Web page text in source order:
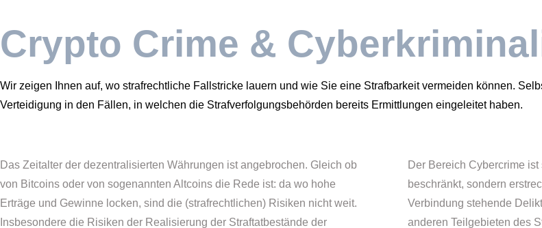
Crypto Crime &
Wir zeigen Ihnen auf, wo strafrechtliche Fallstricke lauern und wie Sie eine Strafbarkeit vermeiden können.
Verteidigung in den Fällen, in welchen die Strafverfolgungsbehörden bereits Ermittlungen eingeleitet haben.
Das Zeitalter der dezentralisierten Währungen ist angebrochen. Gleich ob
von Bitcoins oder von sogenannten Altcoins die Rede ist: da wo hohe
Erträge und Gewinne locken, sind die (strafrechtlichen) Risiken nicht weit.
Insbesondere die Risiken der Realisierung der Straftatbestände der
Der Bereich Cybercrime
beschränkt, sondern
Verbindung stehende
anderen Teilgebieten des